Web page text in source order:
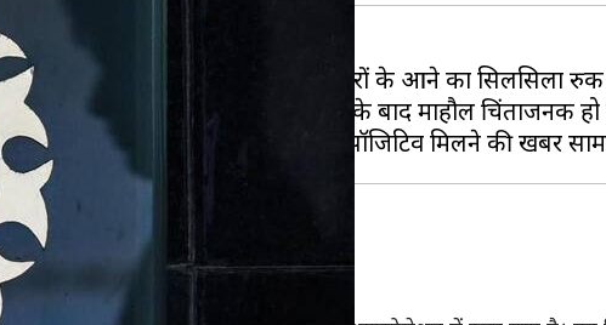
दिन ही बचे हैं, लेकिन नकारात्मक खबरों के आने का सिलसिला रुक
लोग कोरोना पॉजिटिव मिले थे जिसके बाद माहौल चिंताजनक हो
मेडिकल ऑफिसर
की पुष्टि की है।